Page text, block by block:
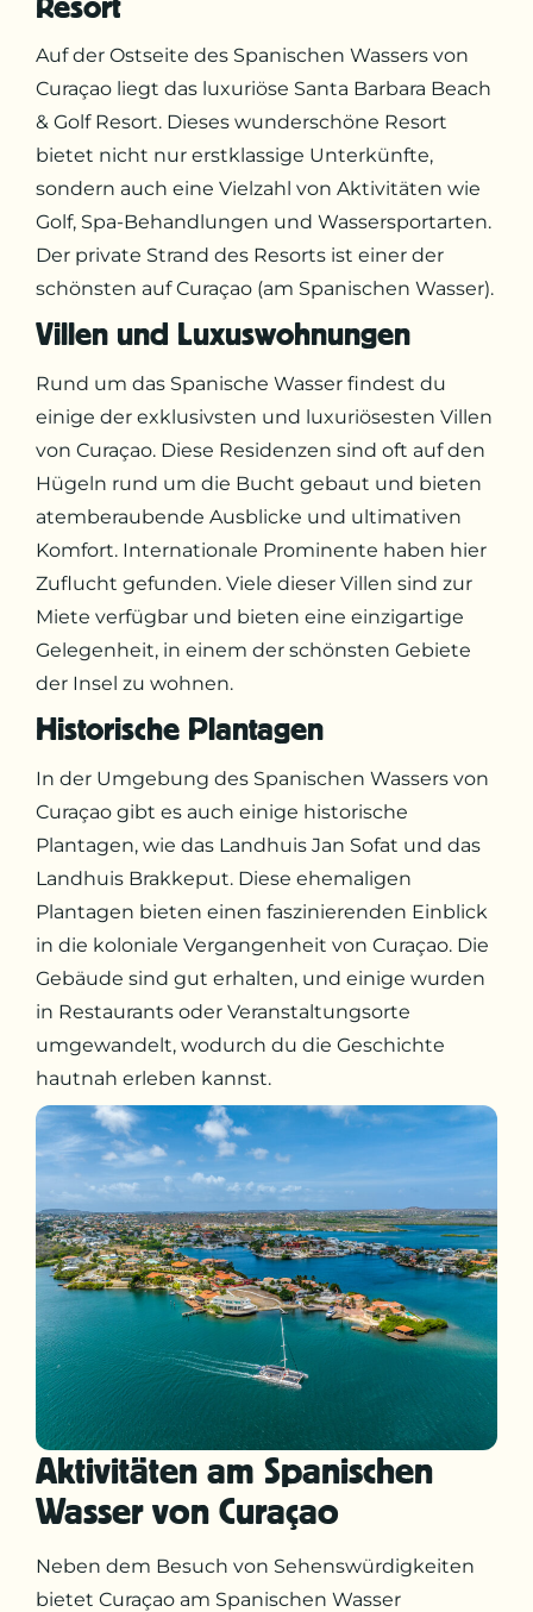
Auf der Ostseite des Spanischen Wassers von
Curaçao liegt das luxuriöse Santa Barbara Beach
& Golf Resort. Dieses wunderschöne Resort
bietet nicht nur erstklassige Unterkünfte,
sondern auch eine Vielzahl von Aktivitäten wie
Golf, Spa-Behandlungen und Wassersportarten.
Der private Strand des Resorts ist einer der
schönsten auf Curaçao (am Spanischen Wasser).
Villen und Luxuswohnungen
Rund um das Spanische Wasser findest du
einige der exklusivsten und luxuriösesten Villen
von Curaçao. Diese Residenzen sind oft auf den
Hügeln rund um die Bucht gebaut und bieten
atemberaubende Ausblicke und ultimativen
Komfort. Internationale Prominente haben hier
Zuflucht gefunden. Viele dieser Villen sind zur
Miete verfügbar und bieten eine einzigartige
Gelegenheit, in einem der schönsten Gebiete
der Insel zu wohnen.
Historische Plantagen
In der Umgebung des Spanischen Wassers von
Curaçao gibt es auch einige historische
Plantagen, wie das Landhuis Jan Sofat und das
Landhuis Brakkeput. Diese ehemaligen
Plantagen bieten einen faszinierenden Einblick
in die koloniale Vergangenheit von Curaçao. Die
Gebäude sind gut erhalten, und einige wurden
in Restaurants oder Veranstaltungsorte
umgewandelt, wodurch du die Geschichte
hautnah erleben kannst.
Aktivitäten am Spanischen
Wasser von Curaçao
Neben dem Besuch von Sehenswürdigkeiten
bietet Curaçao am Spanischen Wasser